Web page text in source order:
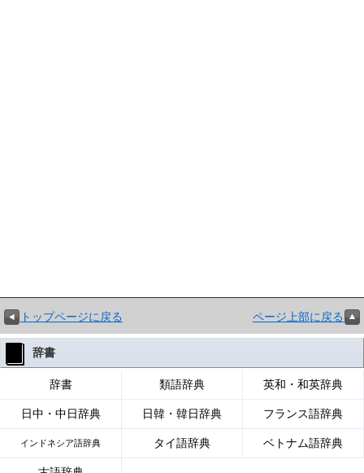
トップページに戻る ページ上部に戻る
辞書
辞書 類語辞典 英和・和英辞典
日中・中日辞典 日韓・韓日辞典 フランス語辞典
インドネシア語辞典 タイ語辞典 ベトナム語辞典